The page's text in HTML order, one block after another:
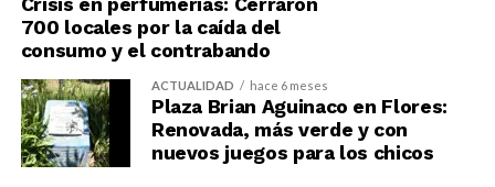
700 locales por la caída del
consumo y el contrabando
ACTUALIDAD hace 6 meses
Plaza Brian Aguinaco en Flores:
Renovada, más verde y con
nuevos juegos para los chicos